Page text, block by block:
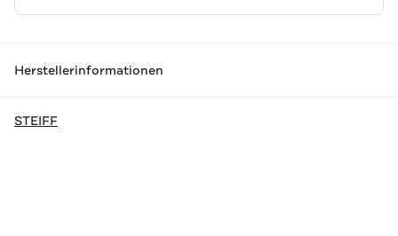
Herstellerinformationen
STEIFF